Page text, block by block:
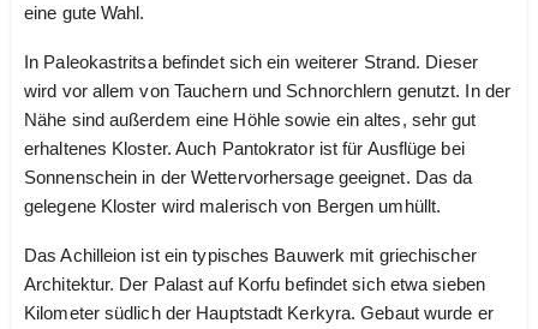
eine gute Wahl.
In Paleokastritsa befindet sich ein weiterer Strand. Dieser
wird vor allem von Tauchern und Schnorchlern genutzt. In der
Nähe sind außerdem eine Höhle sowie ein altes, sehr gut
erhaltenes Kloster. Auch Pantokrator ist für Ausflüge bei
Sonnenschein in der Wettervorhersage geeignet. Das da
gelegene Kloster wird malerisch von Bergen umhüllt.
Das Achilleion ist ein typisches Bauwerk mit griechischer
Architektur. Der Palast auf Korfu befindet sich etwa sieben
Kilometer südlich der Hauptstadt Kerkyra. Gebaut wurde er